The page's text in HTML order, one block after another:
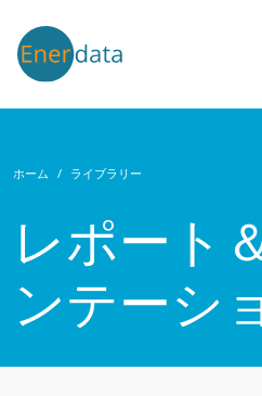
ホーム ライブラリー
レポート
ンテーシ